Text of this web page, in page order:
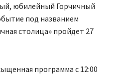
юбилейный Горчичный
под названием
столица» пройдет 27
программа с 12:00